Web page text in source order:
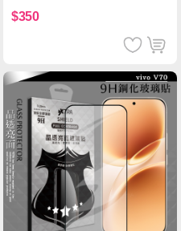
$350